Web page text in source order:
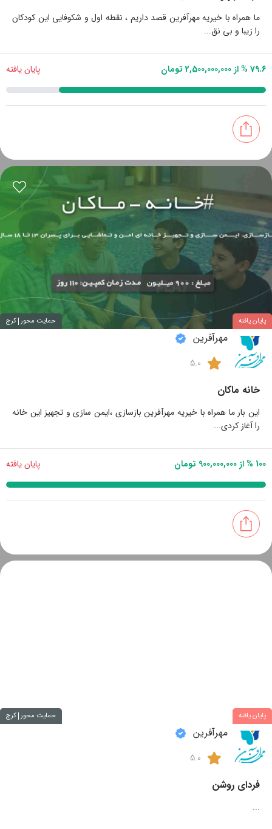
ما همراه با خیریه مهرآفرین قصد داریم ، نقطه اول و شکوفایی این کودکان
را زیبا و بی نق...
79.6 % از 2,500,000,000 تومان پایان یافته
پایان یافته حمایت محور کرج
مهرآفرین
5.0
خانه ماکان
این بار ما همراه با خیریه مهرآفرین بازسازی ،ایمن سازی و تجهیز این خانه
را آغاز کردی...
100 % از 900,000,000 تومان پایان یافته
پایان یافته حمایت محور کرج
مهرآفرین
5.0
فردای روشن
...